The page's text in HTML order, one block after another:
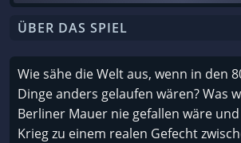
ÜBER DAS SPIEL
Wie sähe die Welt aus, wenn in den
Dinge anders gelaufen wären? Was
Berliner Mauer nie gefallen wäre
Krieg zu einem realen Gefecht